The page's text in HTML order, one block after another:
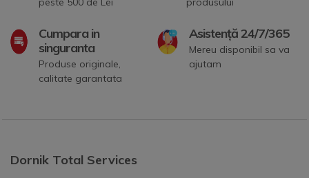
Cumpara in
singuranta
Produse originale,
calitate garantata
Asistență 24/7/365
Mereu disponibil sa va
ajutam
Dornik Total Services